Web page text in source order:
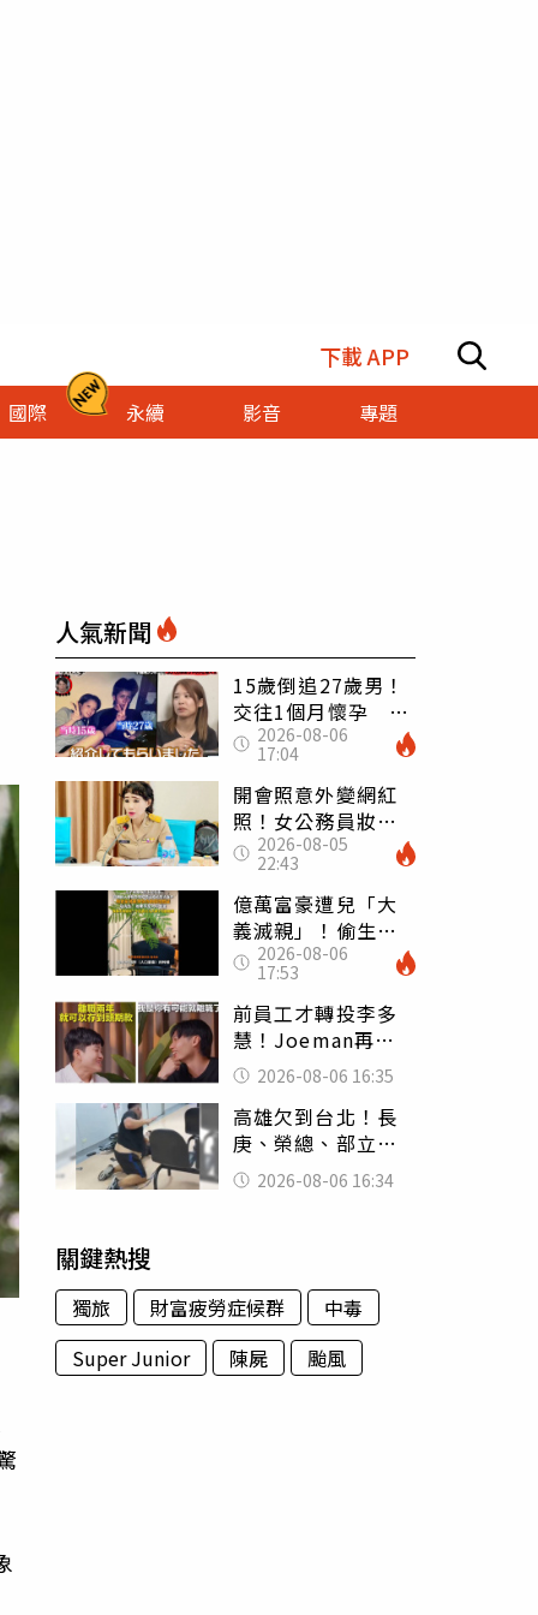
下載 APP
國際 永續 影音 專題
人氣新聞
15歲倒追27歲男！
交往1個月懷孕 36
歲當阿嬤故事曝光
2026-08-06
17:04
開會照意外變網紅
照！女公務員妝容
掀2千則留言 本人
怒嗆：化妝有錯嗎
2026-08-05
22:43
億萬富豪遭兒「大
義滅親」！偷生子
怕曝光 竟盜鄰居
身份辦假證落戶
2026-08-06
17:53
前員工才轉投李多
慧！Joeman再談
建文爆紅 認「很
清楚他的價值」
2026-08-06 16:35
高雄欠到台北！長
庚、榮總、部立醫
院都受害 「醫療
暴力男」離譜紀錄
2026-08-06 16:34
關鍵熱搜
獨旅 財富疲勞症候群
中毒
Super Junior
陳屍 颱風